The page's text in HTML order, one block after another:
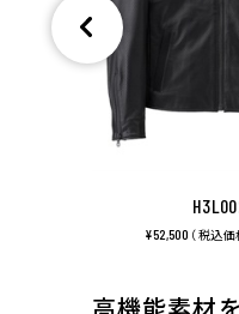
¥52,500 （ 税込価